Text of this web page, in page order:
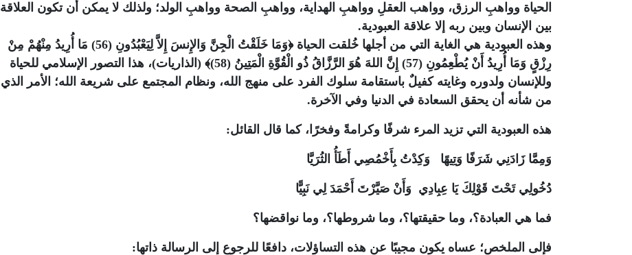
الحياة وواهبِ الرزق، وواهب العقلِ وواهبِ الهداية، وواهبِ الصحة وواهبِ الولد؛ ولذلك لا يمكن أن تكون العلاقة
بين الإنسان وبين ربه إلا علاقة العبودية.
وهذه العبودية هي الغاية التي من أجلها خُلقت الحياة
﴿وَمَا خَلَقْتُ الْجِنَّ وَالإِنسَ إِلاَّ لِيَعْبُدُونِ (56) مَا أُرِيدُ مِنْهُمْ مِنْ
رِزْقٍ وَمَا أُرِيدُ أَنْ يُطْعِمُونِ (57) إِنَّ اللهَ هُوَ الرَّزَّاقُ ذُو الْقُوَّةِ الْمَتِينُ (58)﴾
(الذاريات)، هذا التصور الإسلامي للحياة
وللإنسان ولدوره وغايته كفيلٌ باستقامة سلوك الفرد على منهج الله، ونظام المجتمع على شريعة الله؛ الأمر الذي
من شأنه أن يحقق السعادة في الدنيا وفي الآخرة.
هذه العبودية التي تزيد المرء شرفًا وكرامةً وفخرًا، كما قال القائل:
وَمِمَّا زَادَنِي شَرَفًا وَتِيهًا وَكِدْتُ بِأَخْمُصِي أَطَأُ الثُرَيَّا
دُخُولِي تَحْتَ قَوْلِكَ يَا عِبِادِي وَأَنْ صَيَّرْتَ أَحْمَدَ لِي نَبِيًّا
فما هي العبادة؟، وما حقيقتها؟، وما شروطها؟، وما نواقضها؟
فإلى الملخص؛ عساه يكون مجيبًا عن هذه التساؤلات، دافعًا للرجوع إلى الرسالة ذاتها: